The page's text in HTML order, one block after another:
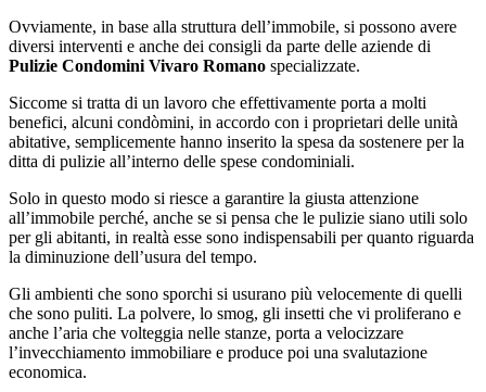
Ovviamente, in base alla struttura dell’immobile, si possono avere
diversi interventi e anche dei consigli da parte delle aziende di
Pulizie Condomini Vivaro Romano specializzate.
Siccome si tratta di un lavoro che effettivamente porta a molti
benefici, alcuni condòmini, in accordo con i proprietari delle unità
abitative, semplicemente hanno inserito la spesa da sostenere per la
ditta di pulizie all’interno delle spese condominiali.
Solo in questo modo si riesce a garantire la giusta attenzione
all’immobile perché, anche se si pensa che le pulizie siano utili solo
per gli abitanti, in realtà esse sono indispensabili per quanto riguarda
la diminuzione dell’usura del tempo.
Gli ambienti che sono sporchi si usurano più velocemente di quelli
che sono puliti. La polvere, lo smog, gli insetti che vi proliferano e
anche l’aria che volteggia nelle stanze, porta a velocizzare
l’invecchiamento immobiliare e produce poi una svalutazione
economica.